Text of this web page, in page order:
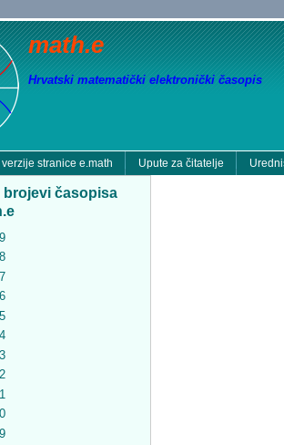
math.e
Hrvatski matematički elektronički časopis
stranice e.math Upute za čitatelje
brojevi časopisa